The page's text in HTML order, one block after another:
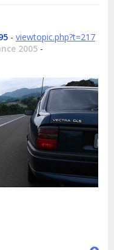
- viewtopic.php?t=217
2005 -